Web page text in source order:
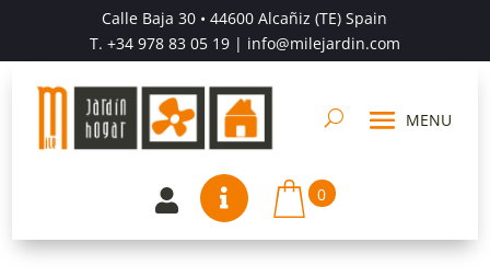
Calle Baja 30 • 44600 Alcañiz (TE) Spain
T. +34 978 83 05 19| info@milejardin.com
  0